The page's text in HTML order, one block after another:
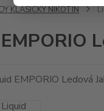
KLASICKÝ NIKOTIN